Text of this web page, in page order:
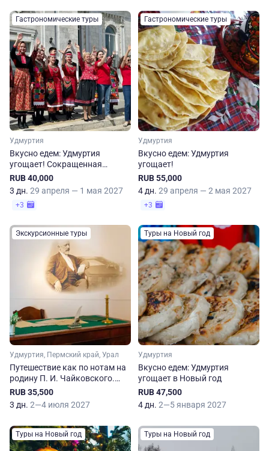
Гастрономические туры
Удмуртия
Вкусно едем: Удмуртия
угощает! Сокращенная
программа
RUB 40,000
3 дн. 29 апреля — 1 мая 2027
+3
Гастрономические туры
Удмуртия
Вкусно едем: Удмуртия
угощает!
RUB 55,000
4 дн. 29 апреля — 2 мая 2027
+3
Экскурсионные туры
Удмуртия, Пермский край, Урал
Путешествие как по нотам на
родину П. И. Чайковского.
Ижевск — Воткинск —
Чайковский
RUB 35,500
3 дн. 2—4 июля 2027
Туры на Новый год
Удмуртия
Вкусно едем: Удмуртия
угощает в Новый год
RUB 47,500
4 дн. 2—5 января 2027
Туры на Новый год Туры на Новый год